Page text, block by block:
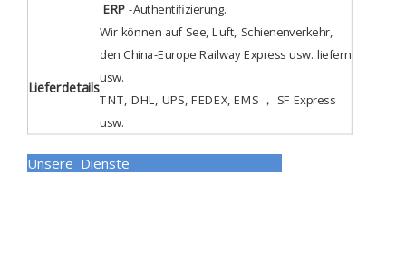
ERP -Authentifizierung.
Lieferdetails
Wir können auf See, Luft, Schienenverkehr,
den China-Europe Railway Express usw. liefern
usw.
TNT, DHL, UPS, FEDEX, EMS ， SF Express
usw.
Unsere Dienste